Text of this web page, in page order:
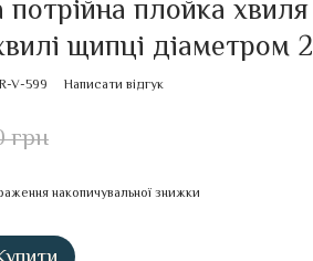
потрійна плойка
щипці діаметром
V-599 Написати відгук
грн
накопичувальної знижки